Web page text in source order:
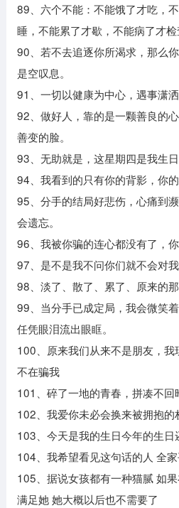
89、六个不能：不能饿了才吃，
睡，不能累了才歇，不能病了才检
90、若不去追逐你所渴求，那么
是空叹息。
91、一切以健康为中心，遇事潇
92、做好人，靠的是一颗善良的
善变的脸。
93、无助就是，这星期四是我生
94、我看到的只有你的背影，你
95、分手的结局好悲伤，心痛到
会遗忘。
96、我被你骗的连心都没有了，
97、是不是我不问你们就不会对
98、淡了、散了、累了、原来的
99、当分手已成定局，我会微笑
任凭眼泪流出眼眶。
100、原来我们从来不是朋友，
不在骗我
101、碎了一地的青春，拼凑不回
102、我爱你未必会换来被拥抱的
103、今天是我的生日今年的生日
104、我希望看见这句话的人 全家
105、据说女孩都有一种猫腻 如
满足她 她大概以后也不需要了